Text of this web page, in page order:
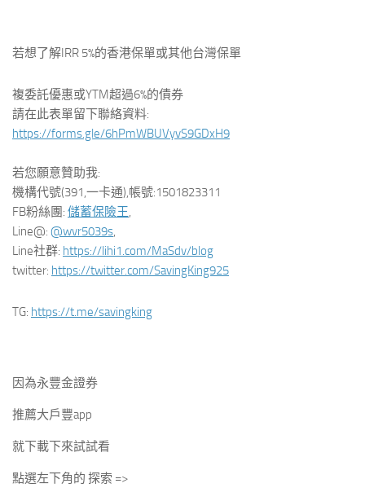
若想了解IRR 5%的香港保單或其他台灣保單
複委託優惠或YTM超過6%的債券
請在此表單留下聯絡資料:
https://forms.gle/6hPmWBUVyvS9GDxH9
若您願意贊助我:
機構代號(391,一卡通),帳號:1501823311
FB粉絲團: 儲蓄保險王,
Line@: @wvr5039s,
Line社群: https://lihi1.com/MaSdv/blog
twitter: https://twitter.com/SavingKing925
TG: https://t.me/savingking
因為永豐金證券
推薦大戶豐app
就下載下來試試看
點選左下角的 探索 =>